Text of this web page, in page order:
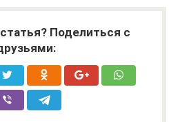
Поделиться с